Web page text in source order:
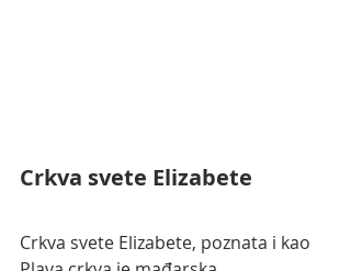
Crkva svete Elizabete
Crkva svete Elizabete, poznata i kao